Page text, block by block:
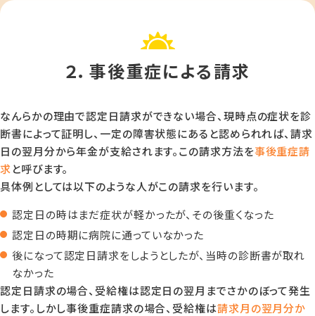
２．事後重症による請求
なんらかの理由で認定日請求ができない場合、現時点の症状を診
断書によって証明し、一定の障害状態にあると認められれば、請求
日の翌月分から年金が支給されます。この請求方法を事後重症請
求と呼びます。
具体例としては以下のような人がこの請求を行います。
認定日の時はまだ症状が軽かったが、その後重くなった
認定日の時期に病院に通っていなかった
後になって認定日請求をしようとしたが、当時の診断書が取れ
なかった
認定日請求の場合、受給権は認定日の翌月までさかのぼって発生
します。しかし事後重症請求の場合、受給権は請求月の翌月分か